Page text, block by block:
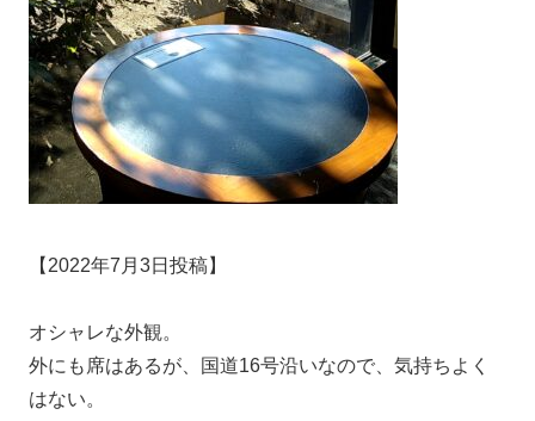
【2022年7月3日投稿】
オシャレな外観。
外にも席はあるが、国道16号沿いなので、気持ちよく
はない。